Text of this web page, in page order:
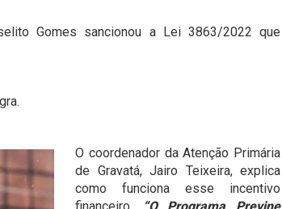
Gomes sancionou a Lei 3863/2022 que
O coordenador da Atenção Primária
de Gravatá, Jairo Teixeira, explica
como funciona esse incentivo